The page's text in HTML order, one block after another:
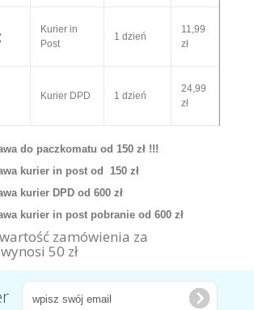
Kurier in
Post
1 dzień
11,99
zł
Kurier DPD 1 dzień
24,99
zł
do paczkomatu od 150 zł !!!
kurier in post od 150 zł
kurier DPD od 600 zł
kurier in post pobranie od 600 zł
zamówienia za
50 zł